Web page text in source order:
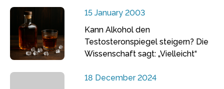
15 January 2003
Kann Alkohol den
Testosteronspiegel steigern? Die
Wissenschaft sagt: „Vielleicht“
18 December 2024